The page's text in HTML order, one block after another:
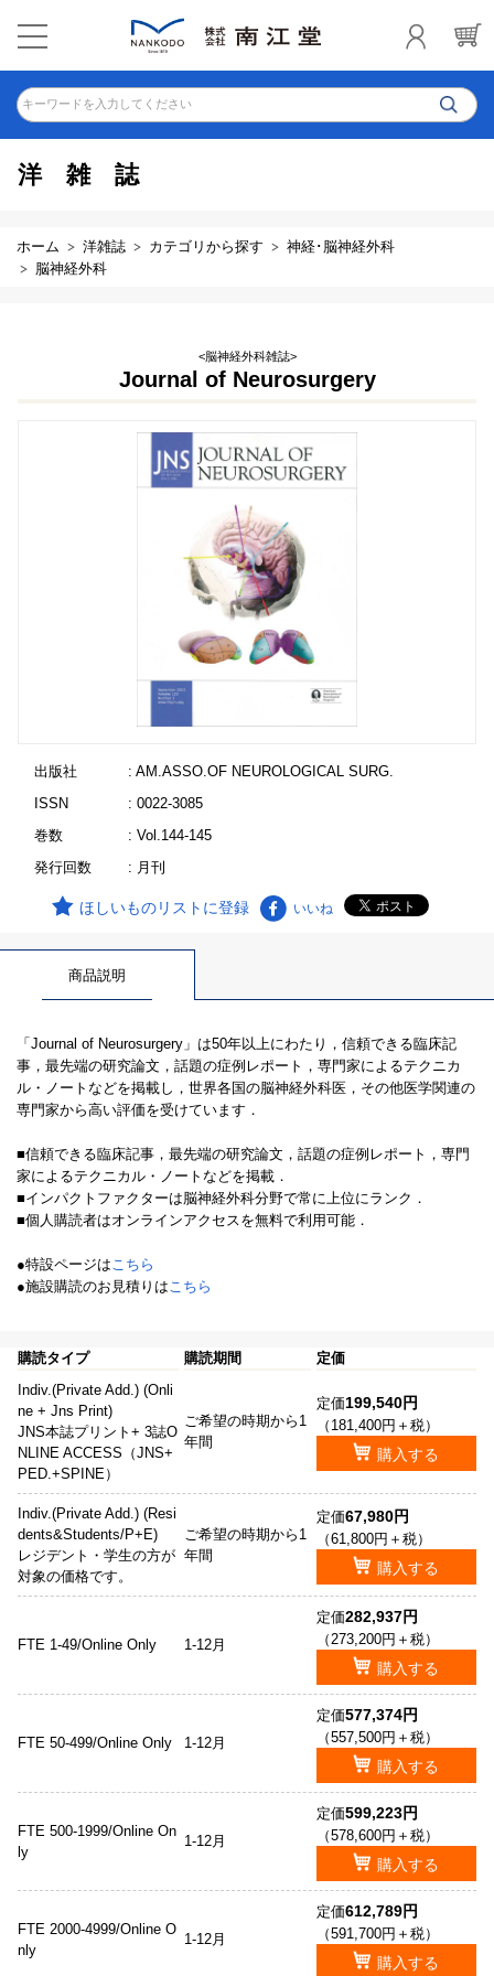
キーワードを入力してください
洋雑誌
ホーム 洋雑誌 カテゴリから探す
神経･脳神経外科
脳神経外科
<脳神経外科雑誌>
Journal of Neurosurgery
出版社
: AM.ASSO.OF NEUROLOGICAL SURG.
ISSN
: 0022-3085
巻数
: Vol.144-145
発行回数
: 月刊
ほしいものリストに登録 いいね
商品説明
「Journal of Neurosurgery」は50年以上にわたり，信頼できる臨床記
事，最先端の研究論文，話題の症例レポート，専門家によるテクニカ
ル・ノートなどを掲載し，世界各国の脳神経外科医，その他医学関連の
専門家から高い評価を受けています．
■信頼できる臨床記事，最先端の研究論文，話題の症例レポート，専門
家によるテクニカル・ノートなどを掲載．
■インパクトファクターは脳神経外科分野で常に上位にランク．
■個人購読者はオンラインアクセスを無料で利用可能．
●特設ページはこちら
●施設購読のお見積りはこちら
購読タイプ 購読期間
定価
Indiv.(Private Add.) (Onli
ne + Jns Print)
JNS本誌プリント+ 3誌O
NLINE ACCESS（JNS+
PED.+SPINE）
ご希望の時期から1
年間
定価199,540円
（181,400円＋税）
購入する
Indiv.(Private Add.) (Resi
dents&Students/P+E)
レジデント・学生の方が
対象の価格です。
ご希望の時期から1
年間
定価67,980円
（61,800円＋税）
購入する
FTE 1-49/Online Only 1-12月
定価282,937円
（273,200円＋税）
購入する
FTE 50-499/Online Only 1-12月
定価577,374円
（557,500円＋税）
購入する
FTE 500-1999/Online On
ly
1-12月
定価599,223円
（578,600円＋税）
購入する
FTE 2000-4999/Online O
nly
1-12月
定価612,789円
（591,700円＋税）
購入する